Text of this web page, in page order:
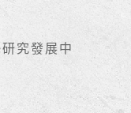
究發展中